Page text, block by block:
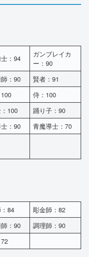
：94
ガンブレイカ
ー：90
：90
賢者：91
侍：100
100
踊り子：90
：90
青魔導士：70
84
彫金師：82
：90
調理師：90